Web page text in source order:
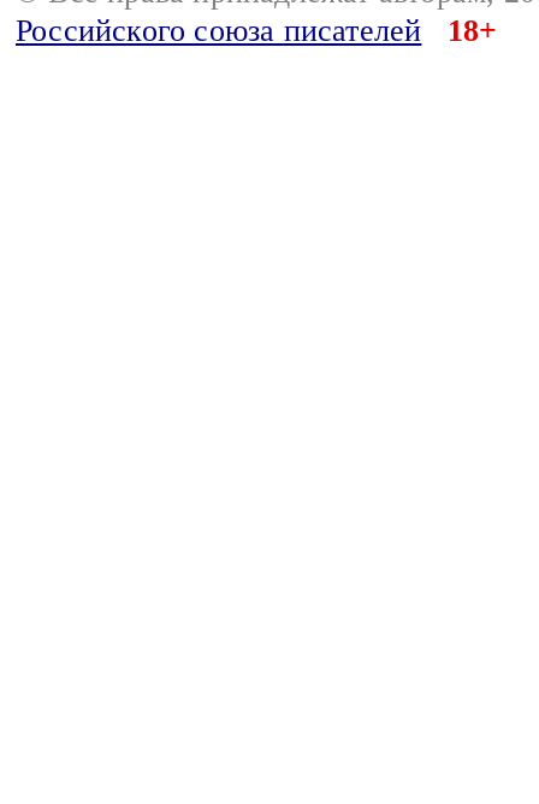
Российского союза писателей
18+